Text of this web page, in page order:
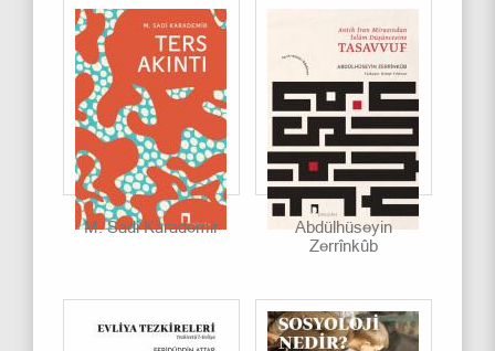
M. Sadi Karademir
Abdülhüseyin
Zerrînkûb